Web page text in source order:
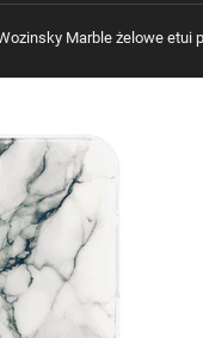
Marble żelowe etui